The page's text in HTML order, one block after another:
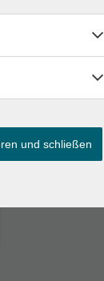
und schließen